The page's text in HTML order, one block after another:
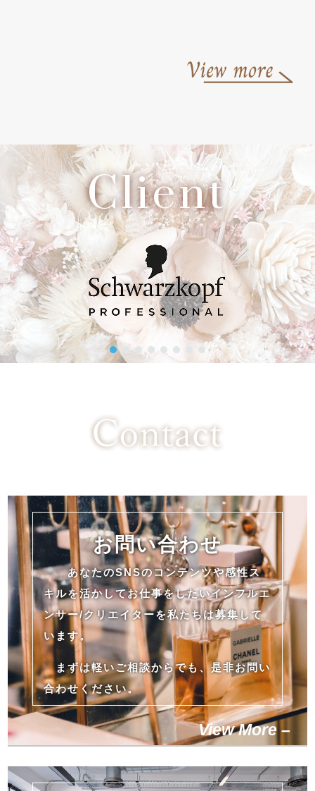
Client
お問い合わせ
あなたのSNSのコンテンツや感性ス
キルを活かしてお仕事をしたいインフルエ
ンサー/クリエイターを私たちは募集して
います。
まずは軽いご相談からでも、是非お問い
合わせください。
View More –